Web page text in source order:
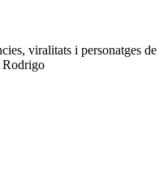
viralitats i personatges de
Rodrigo